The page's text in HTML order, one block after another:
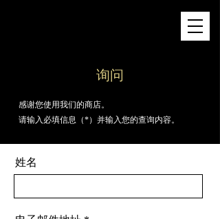
询问
感谢您使用我们的商店。
请输入必填信息（*）并输入您的查询内容。
姓名